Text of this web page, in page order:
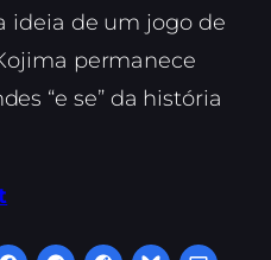
ideia de um jogo de
permanece
“e se” da história